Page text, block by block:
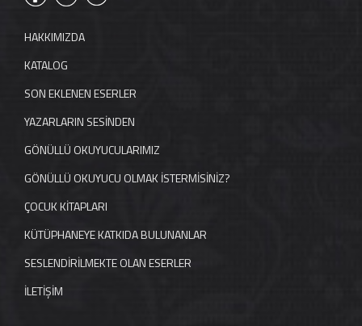
HAKKIMIZDA
KATALOG
SON EKLENEN ESERLER
YAZARLARIN SESİNDEN
GÖNÜLLÜ OKUYUCULARIMIZ
GÖNÜLLÜ OKUYUCU OLMAK İSTERMİSİNİZ?
ÇOCUK KİTAPLARI
KÜTÜPHANEYE KATKIDA BULUNANLAR
SESLENDİRİLMEKTE OLAN ESERLER
İLETİŞİM